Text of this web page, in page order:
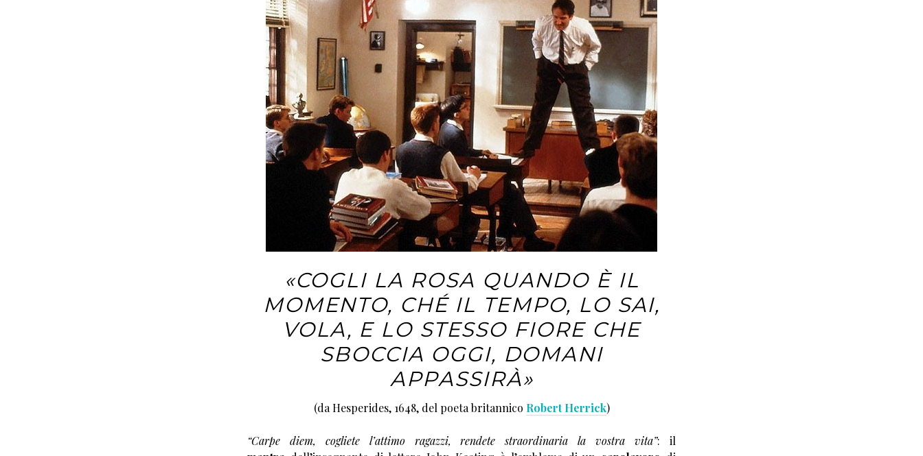
«COGLI LA ROSA QUANDO È IL
MOMENTO, CHÉ IL TEMPO, LO SAI,
VOLA, E LO STESSO FIORE CHE
SBOCCIA OGGI, DOMANI
APPASSIRÀ»
(da Hesperides, 1648, del poeta britannico Robert Herrick)
“Carpe diem, cogliete l’attimo ragazzi, rendete straordinaria la vostra vita”: il